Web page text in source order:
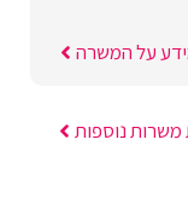
על המשרה
נוספות